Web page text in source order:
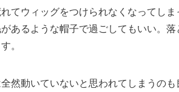
てウィッグをつけられなくなってしま
あるような帽子で過ごしてもいい。落
。
然動いていないと思われてしまうのも